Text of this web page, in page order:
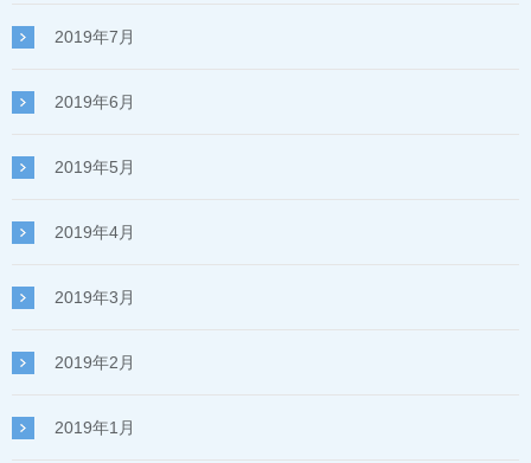
2019年7月
2019年6月
2019年5月
2019年4月
2019年3月
2019年2月
2019年1月